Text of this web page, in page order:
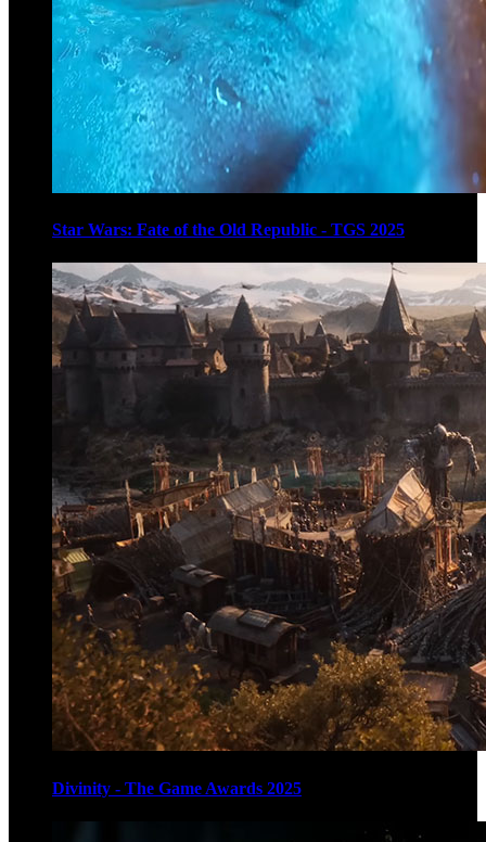
Star Wars: Fate of the Old Republic - TGS 2025
Divinity - The Game Awards 2025